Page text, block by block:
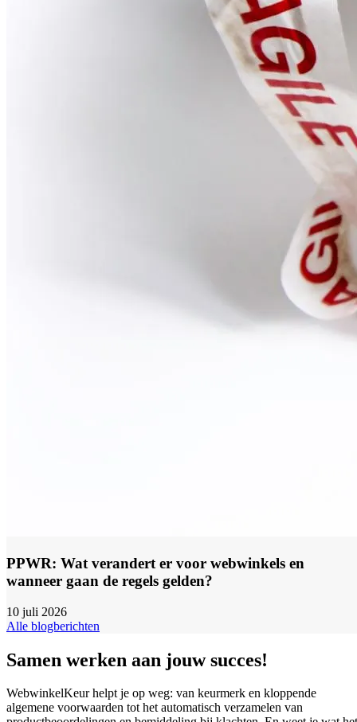
PPWR: Wat verandert er voor webwinkels en
wanneer gaan de regels gelden?
10 juli 2026
Alle blogberichten
Samen werken aan jouw succes!
WebwinkelKeur helpt je op weg: van keurmerk en kloppende
algemene voorwaarden tot het automatisch verzamelen van